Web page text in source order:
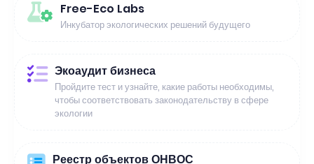
Free-Eco Labs
Инкубатор экологических решений будущего
Экоаудит бизнеса
Пройдите тест и узнайте, какие работы необходимы,
чтобы соответствовать законодательству в сфере
экологии
Реестр объектов ОНВОС